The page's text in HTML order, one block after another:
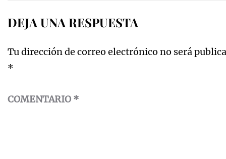
DEJA UNA RESPUESTA
Tu dirección de correo electrónico no será
*
COMENTARIO *